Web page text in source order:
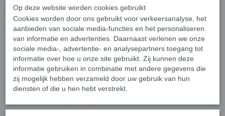
de wereld van mozaïek. De steentjes hebben verschillende
vormen, waardoor je geen gereedschap hoeft te gebruiken om ze
op maat te snijden—ideaal voor een snelle en eenvoudige
toepassing.
Deze steentjes zijn op hoge temperatuur gebakken en kunnen
zowel binnen als buiten gebruikt worden op een beschutte locatie.
Houd er rekening mee dat bij gebruik op een te vochtige
ondergrond, water via de zijkanten en onderkant kan worden
opgenomen, wat het risico op breuk door bevriezing verhoogt.
tegen regen en vorst.
Op deze website worden cookies gebruikt
Cookies worden door ons gebruikt voor verkeersanalyse, het
aanbieden van sociale media-functies en het personaliseren
van informatie en advertenties. Daarnaast verlenen we onze
sociale media-, advertentie- en analysepartners toegang tot
informatie over hoe u onze site gebruikt. Zij kunnen deze
informatie gebruiken in combinatie met andere gegevens die
zij mogelijk hebben verzameld door uw gebruik van hun
diensten of die u hen hebt verstrekt.